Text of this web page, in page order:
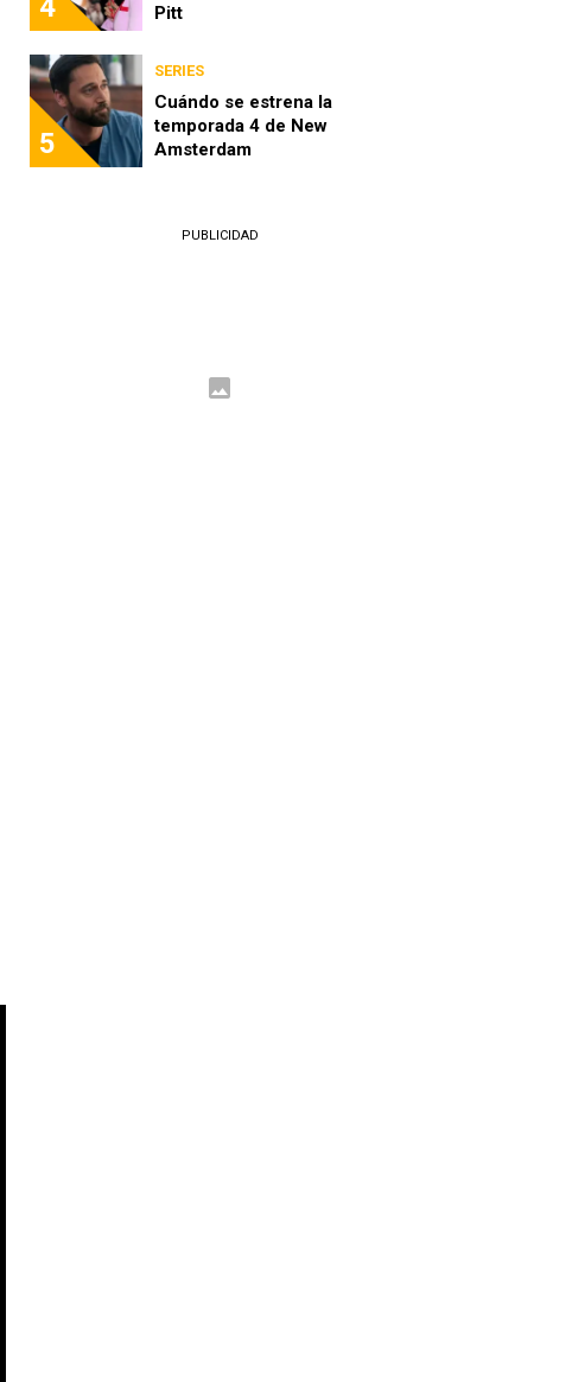
4 Pitt
5
SERIES
Cuándo se estrena la
temporada 4 de New
Amsterdam
PUBLICIDAD